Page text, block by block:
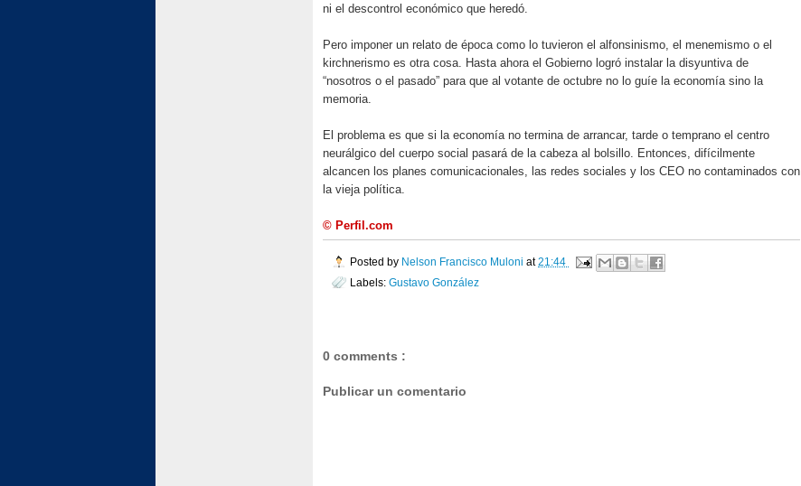
ni el descontrol económico que heredó.
Pero imponer un relato de época como lo tuvieron el alfonsinismo, el menemismo o el
kirchnerismo es otra cosa. Hasta ahora el Gobierno logró instalar la disyuntiva de
“nosotros o el pasado” para que al votante de octubre no lo guíe la economía sino la
memoria.
El problema es que si la economía no termina de arrancar, tarde o temprano el centro
neurálgico del cuerpo social pasará de la cabeza al bolsillo. Entonces, difícilmente
alcancen los planes comunicacionales, las redes sociales y los CEO no contaminados con
la vieja política.
© Perfil.com
Posted by Nelson Francisco Muloni at21:44
Labels: Gustavo González
0 comments :
Publicar un comentario